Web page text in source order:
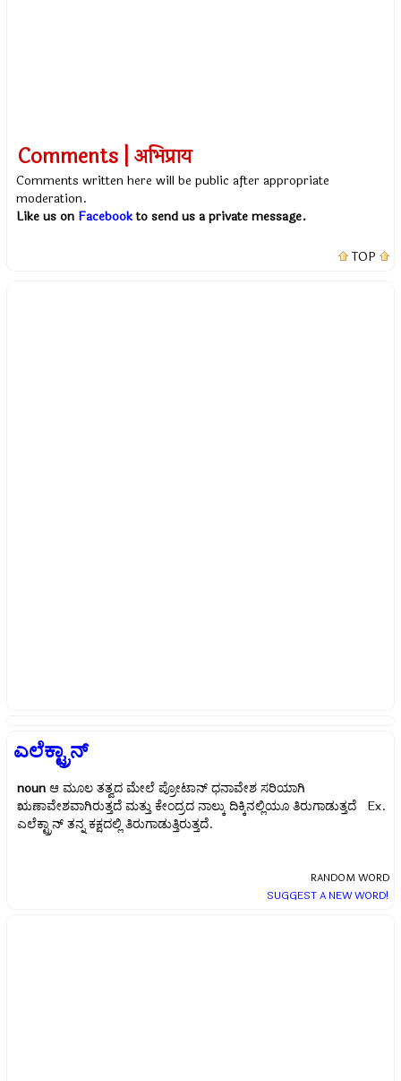
Comments | अभिप्राय
Comments written here will be public after appropriate
moderation.
Like us on Facebookto send us a private message.
TOP
ಎಲೆಕ್ಟ್ರಾನ್
noun ಆ ಮೂಲ ತತ್ವದ ಮೇಲೆ ಪ್ರೋಟಾನ್ ಧನಾವೇಶ ಸರಿಯಾಗಿ
ಋಣಾವೇಶವಾಗಿರುತ್ತದೆ ಮತ್ತು ಕೇಂದ್ರದ ನಾಲ್ಕು ದಿಕ್ಕಿನಲ್ಲಿಯೂ ತಿರುಗಾಡುತ್ತದೆ Ex.
ಎಲೆಕ್ಟ್ರಾನ್ ತನ್ನ ಕಕ್ಷದಲ್ಲಿ ತಿರುಗಾಡುತ್ತಿರುತ್ತದೆ.
RANDOM WORD
SUGGEST A NEW WORD!